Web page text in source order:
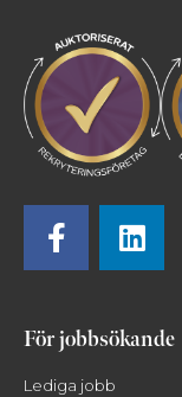
För jobbsökande
Lediga jobb